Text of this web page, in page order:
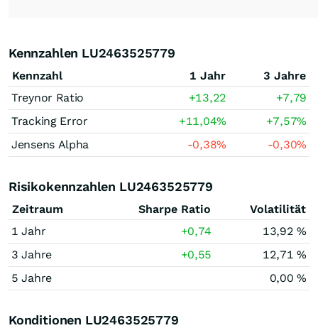
Kennzahlen LU2463525779
Kennzahl 1 Jahr
3 Jahre
Treynor Ratio
+13,22
+7,79
Tracking Error
+11,04% +7,57%
Jensens Alpha
-0,38% -0,30%
Risikokennzahlen LU2463525779
Zeitraum Sharpe Ratio
Volatilität
1 Jahr
+0,74
13,92 %
3 Jahre
+0,55
12,71 %
5 Jahre
0,00 %
Konditionen LU2463525779